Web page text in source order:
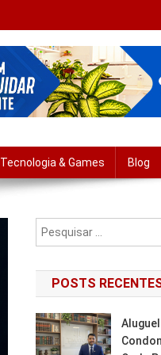
Tecnologia & Games Blog
POSTS